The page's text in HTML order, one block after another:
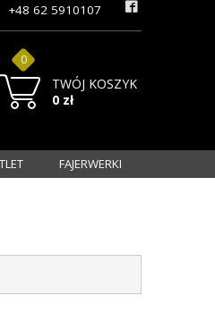
TWÓJ KOSZYK
0
0 zł
+48 62 5910107
FAJERWERKI